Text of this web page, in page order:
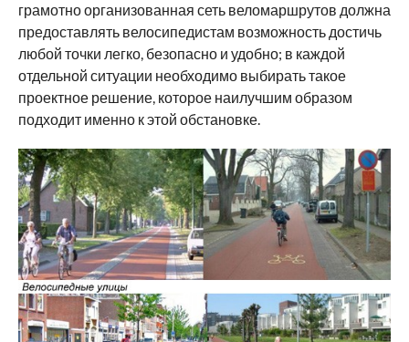
грамотно организованная сеть веломаршрутов должна
предоставлять велосипедистам возможность достичь
любой точки легко, безопасно и удобно; в каждой
отдельной ситуации необходимо выбирать такое
проектное решение, которое наилучшим образом
подходит именно к этой обстановке.